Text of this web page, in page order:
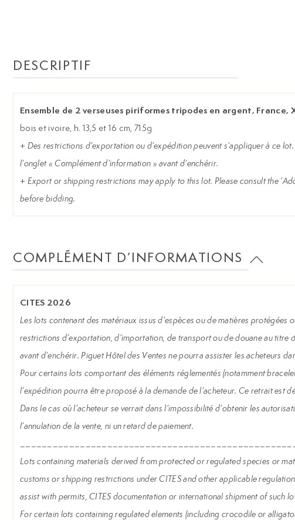
DESCRIPTIF
Ensemble de 2 verseuses piriformes tripodes en argent, France,
bois et ivoire, h. 13,5 et 16 cm, 715g
+ Des restrictions d’exportation ou d’expédition peuvent s’appliquer à ce
l’onglet « Complément d’information » avant d’enchérir.
+ Export or shipping restrictions may apply to this lot. Please consult the
before bidding.
COMPLÉMENT D’INFORMATIONS
CITES 2026
Les lots contenant des matériaux issus d’espèces ou de matières
restrictions d’exportation, d’importation, de transport ou de douane au titre
avant d’enchérir. Piguet Hôtel des Ventes ne pourra assister les acheteurs
Pour certains lots comportant des éléments réglementés (notamment
l’expédition pourra être proposé à la demande de l’acheteur. Ce retrait est
Dans le cas où l’acheteur se verrait dans l’impossibilité d’obtenir les
l’annulation de la vente, ni un retard de paiement.
Lots containing materials derived from protected or regulated species or
customs or shipping restrictions under CITES and other applicable
assist with permits, CITES documentation or international shipment of such
For certain lots containing regulated elements (including crocodile or